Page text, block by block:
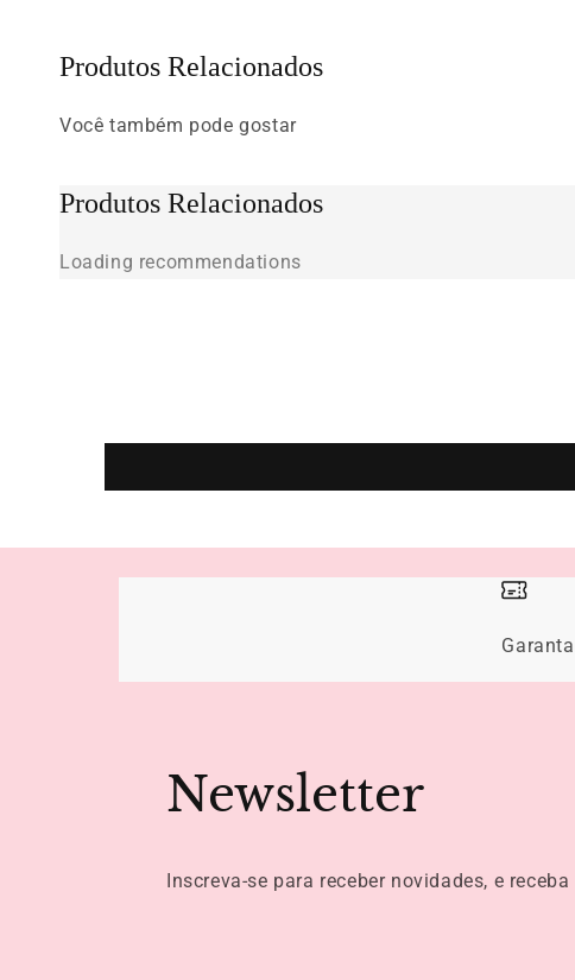
Produtos Relacionados
Você também pode gostar
Produtos Relacionados
Loading recommendations
Garanta
Newsletter
Inscreva-se para receber novidades, e receba